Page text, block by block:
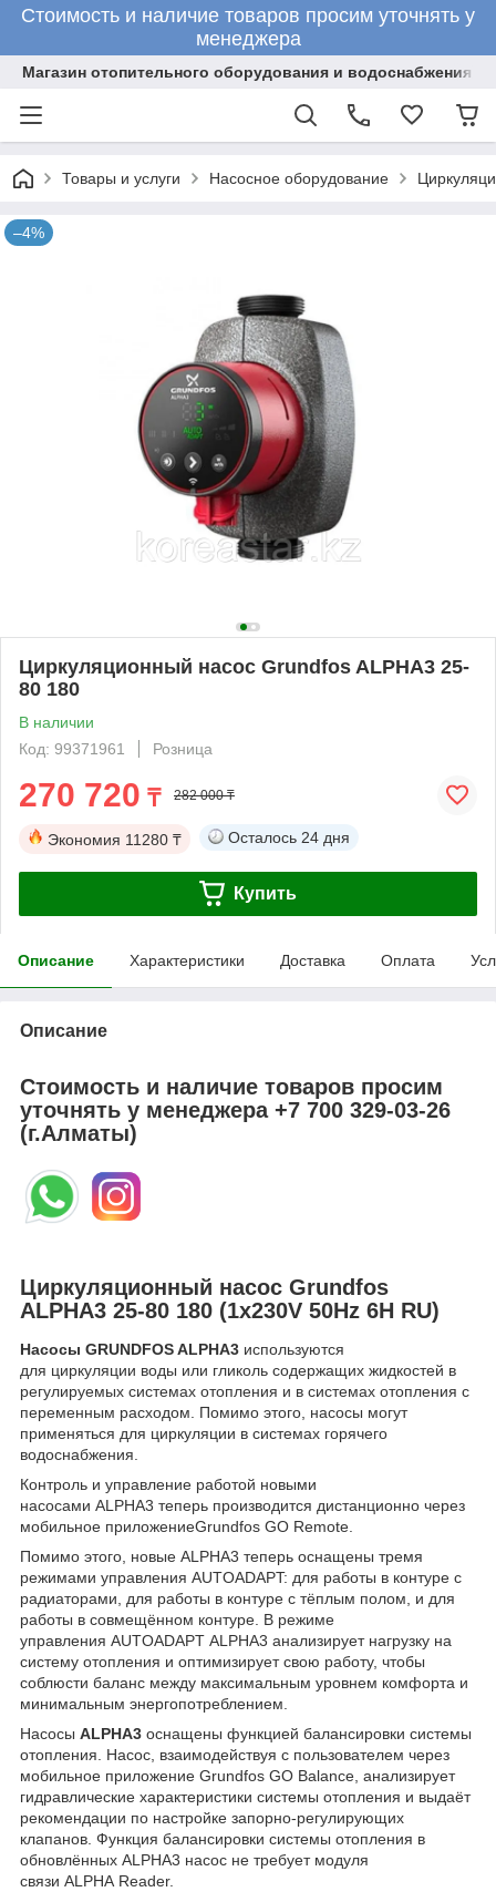
Стоимость и наличие товаров просим уточнять у
менеджера
Магазин отопительного оборудования и водоснабжения
Товары и услуги Насосное оборудование
–4%
Циркуляционный насос Grundfos ALPHA3 25-
80 180
В наличии
Код: 99371961
Розница
270 720 ₸ 282 000 ₸
Экономия 11280 ₸ Осталось 24 дня
Купить
Описание Характеристики Доставка Оплата
Описание
Стоимость и наличие товаров просим
уточнять у менеджера+7 700 329-03-26
(г.Алматы)
Циркуляционный насос Grundfos
ALPHA3 25-80 180 (1x230V 50Hz 6H RU)
Насосы GRUNDFOS ALPHA3 используются
для циркуляции воды или гликоль содержащих жидкостей в
регулируемых системах отопления и в системах отопления с
переменным расходом. Помимо этого, насосы могут
применяться для циркуляции в системах горячего
водоснабжения.
Контроль и управление работой новыми
насосами ALPHA3 теперь производится дистанционно через
мобильное приложениеGrundfos GO Remote.
Помимо этого, новые ALPHA3 теперь оснащены тремя
режимами управления AUTOADAPT: для работы в контуре с
радиаторами, для работы в контуре с тёплым полом, и для
работы в совмещённом контуре. В режиме
управления AUTOADAPT ALPHA3 анализирует нагрузку на
систему отопления и оптимизирует свою работу, чтобы
соблюсти баланс между максимальным уровнем комфорта и
минимальным энергопотреблением.
Насосы ALPHA3 оснащены функцией балансировки системы
отопления. Насос, взаимодействуя с пользователем через
мобильное приложение Grundfos GO Balance, анализирует
гидравлические характеристики системы отопления и выдаёт
рекомендации по настройке запорно-регулирующих
клапанов. Функция балансировки системы отопления в
обновлённых ALPHA3 насос не требует модуля
связи ALPHA Reader.